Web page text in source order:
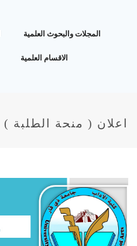
المجلات والبحوث العلمية
الاقسام العلمية
اعلان ( منحة الطلبة )